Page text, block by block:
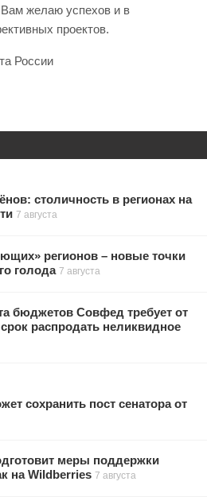
желаю успехов и в
проектов.
России
столичность в регионах на
7 августа
регионов – новые точки
голода 7 августа
бюджетов Совфед требует от
распродать неликвидное
сохранить пост сенатора от
меры поддержки
на Wildberries 7 августа